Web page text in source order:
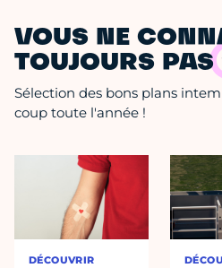
VOUS NE
TOUJOURS PAS
Sélection des bons plans
coup toute l'année !
DÉCOUVRIR